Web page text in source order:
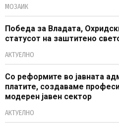
МОЗАИК
Победа за Владата,
статусот на заштитено
АКТУЕЛНО
Со реформите во јавната
платите, создаваме
модерен јавен сектор
АКТУЕЛНО